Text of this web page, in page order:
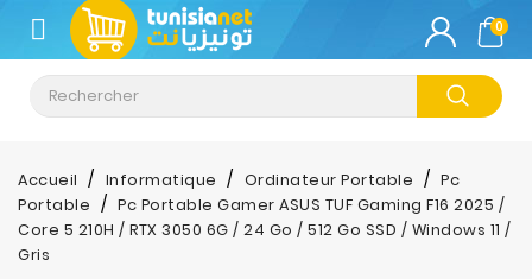
CATÉGORIE
Climatisation
Informatique
Téléphonie
&
0
Accueil Informatique Ordinateur Portable
Pc
Portable
Pc Portable Gamer ASUS TUF Gaming F16 2025 /
Core 5 210H / RTX 3050 6G / 24 Go / 512 Go SSD / Windows 11 /
Gris